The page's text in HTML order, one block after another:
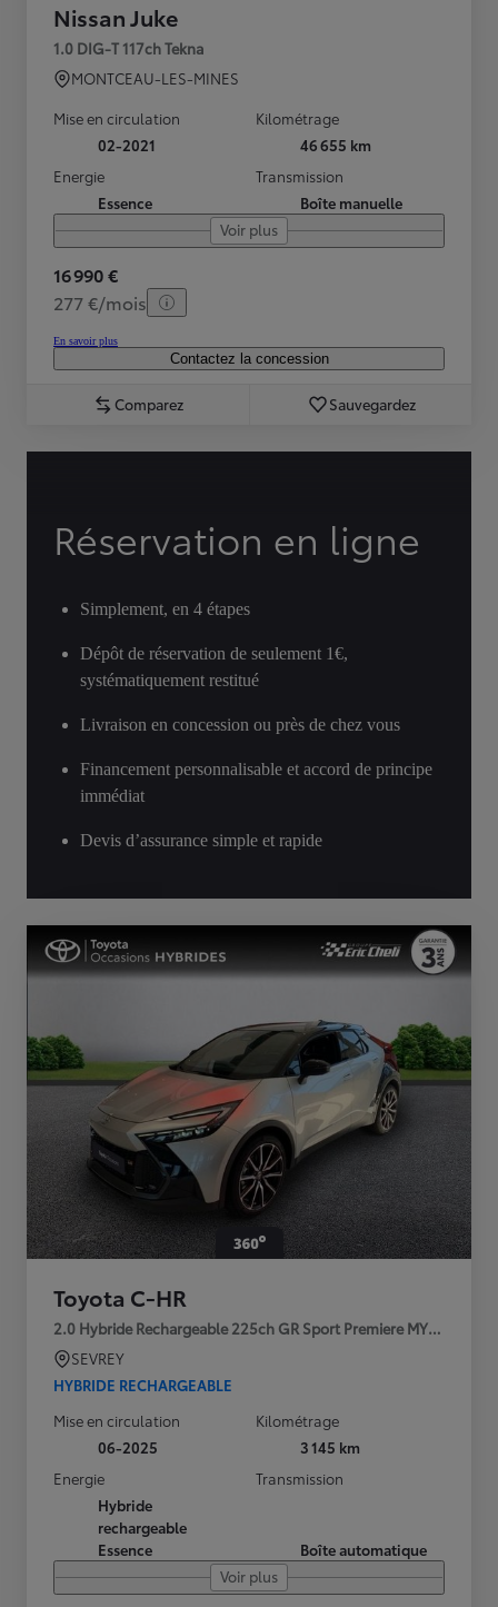
Nissan Juke
1.0 DIG-T 117ch Tekna
MONTCEAU-LES-MINES
Mise en circulation
02-2021
Kilométrage
46 655 km
Energie
Essence
Transmission
Boîte manuelle
Voir plus
16 990 €
277 €/mois
En savoir plus
Contactez la concession
Comparez Sauvegardez
Réservation en ligne
Simplement, en 4 étapes
Dépôt de réservation de seulement 1€,
systématiquement restitué
Livraison en concession ou près de chez vous
Financement personnalisable et accord de principe
immédiat
Devis d’assurance simple et rapide
Toyota C-HR
2.0 Hybride Rechargeable 225ch GR Sport Premiere MY25
SEVREY
HYBRIDE RECHARGEABLE
Mise en circulation
06-2025
Kilométrage
3 145 km
Energie
Hybride
rechargeable
Essence
Transmission
Boîte automatique
Voir plus